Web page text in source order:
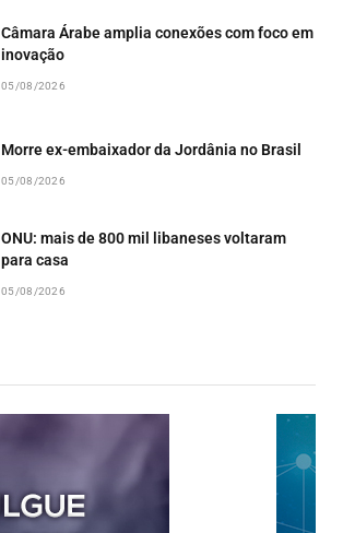
Câmara Árabe amplia conexões com foco em
inovação
05/08/2026
Morre ex-embaixador da Jordânia no Brasil
05/08/2026
ONU: mais de 800 mil libaneses voltaram
para casa
05/08/2026